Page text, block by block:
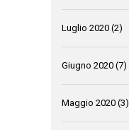
Luglio 2020 (2)
Giugno 2020 (7)
Maggio 2020 (3)